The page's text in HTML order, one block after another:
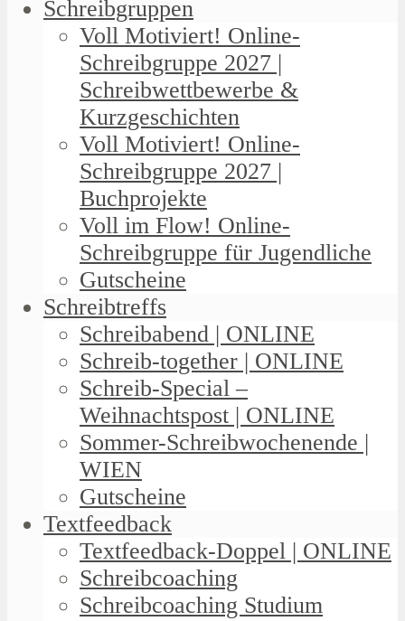
Schreibgruppen
Voll Motiviert! Online-
Schreibgruppe 2027 |
Schreibwettbewerbe &
Kurzgeschichten
Voll Motiviert! Online-
Schreibgruppe 2027 |
Buchprojekte
Voll im Flow! Online-
Schreibgruppe für Jugendliche
Gutscheine
Schreibtreffs
Schreibabend | ONLINE
Schreib-together | ONLINE
Schreib-Special –
Weihnachtspost | ONLINE
Sommer-Schreibwochenende |
WIEN
Gutscheine
Textfeedback
Textfeedback-Doppel | ONLINE
Schreibcoaching
Schreibcoaching Studium